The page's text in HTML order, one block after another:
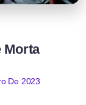
Morta
De 2023